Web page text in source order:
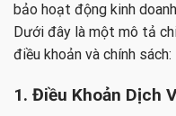
bảo hoạt động kinh
Dưới đây là một mô tả
điều khoản và chính sách:
1. Điều Khoản Dịch